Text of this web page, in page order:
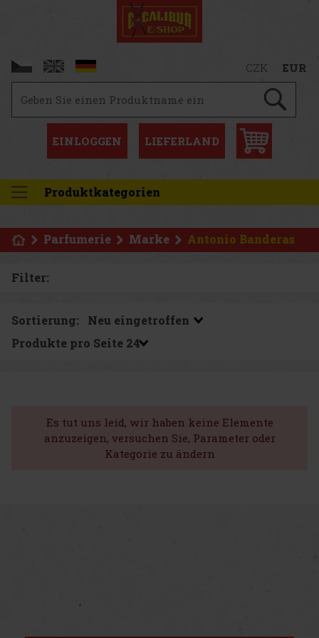
CZK EUR
EINLOGGEN LIEFERLAND
Produktkategorien
Parfumerie Marke Antonio Banderas
Filter:
Sortierung:
Produkte pro Seite
Es tut uns leid, wir haben keine Elemente
anzuzeigen, versuchen Sie, Parameter oder
Kategorie zu ändern